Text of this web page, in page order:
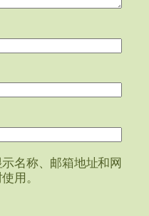
名称、邮箱地址和网
用。